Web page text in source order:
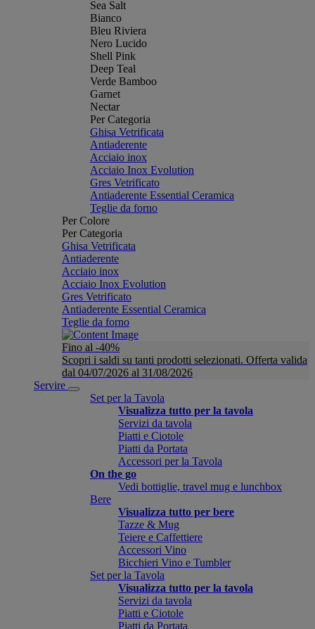
Sea Salt
Bianco
Bleu Riviera
Nero Lucido
Shell Pink
Deep Teal
Verde Bamboo
Garnet
Nectar
Per Categoria
Ghisa Vetrificata
Antiaderente
Acciaio inox
Acciaio Inox Evolution
Gres Vetrificato
Antiaderente Essential Ceramica
Teglie da forno
Per Colore
Per Categoria
Ghisa Vetrificata
Antiaderente
Acciaio inox
Acciaio Inox Evolution
Gres Vetrificato
Antiaderente Essential Ceramica
Teglie da forno
Fino al -40%
Scopri i saldi su tanti prodotti selezionati. Offerta valida
dal 04/07/2026 al 31/08/2026
Servire
Set per la Tavola
Visualizza tutto per la tavola
Servizi da tavola
Piatti e Ciotole
Piatti da Portata
Accessori per la Tavola
On the go
Vedi bottiglie, travel mug e lunchbox
Bere
Visualizza tutto per bere
Tazze & Mug
Teiere e Caffettiere
Accessori Vino
Bicchieri Vino e Tumbler
Set per la Tavola
Visualizza tutto per la tavola
Servizi da tavola
Piatti e Ciotole
Piatti da Portata